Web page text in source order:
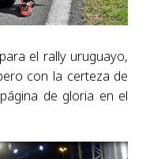
el rally uruguayo,
con la certeza de
de gloria en el